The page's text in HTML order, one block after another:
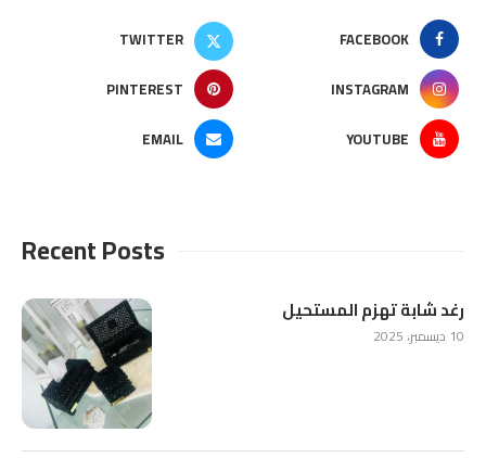
FACEBOOK
TWITTER
INSTAGRAM
PINTEREST
YOUTUBE
EMAIL
Recent Posts
رغد شابة تهزم المستحيل
10 ديسمبر، 2025